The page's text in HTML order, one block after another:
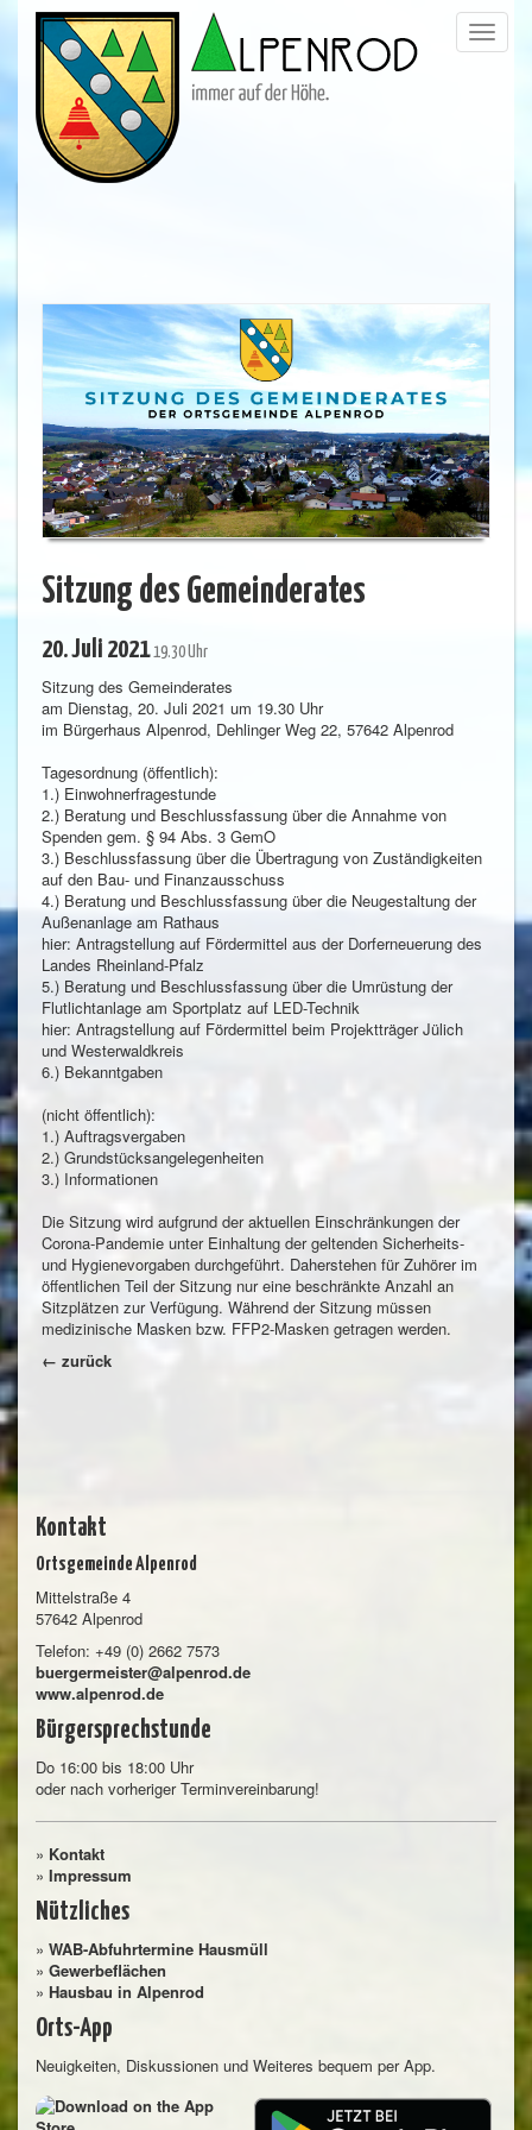
Menü
Sitzung des Gemeinderates
20. Juli 202119.30 Uhr
Sitzung des Gemeinderates
am Dienstag, 20. Juli 2021 um 19.30 Uhr
im Bürgerhaus Alpenrod, Dehlinger Weg 22, 57642 Alpenrod
Tagesordnung (öffentlich):
1.) Einwohnerfragestunde
2.) Beratung und Beschlussfassung über die Annahme von
Spenden gem. § 94 Abs. 3 GemO
3.) Beschlussfassung über die Übertragung von Zuständigkeiten
auf den Bau- und Finanzausschuss
4.) Beratung und Beschlussfassung über die Neugestaltung der
Außenanlage am Rathaus
hier: Antragstellung auf Fördermittel aus der Dorferneuerung des
Landes Rheinland-Pfalz
5.) Beratung und Beschlussfassung über die Umrüstung der
Flutlichtanlage am Sportplatz auf LED-Technik
hier: Antragstellung auf Fördermittel beim Projektträger Jülich
und Westerwaldkreis
6.) Bekanntgaben
(nicht öffentlich):
1.) Auftragsvergaben
2.) Grundstücksangelegenheiten
3.) Informationen
Die Sitzung wird aufgrund der aktuellen Einschränkungen der
Corona-Pandemie unter Einhaltung der geltenden Sicherheits-
und Hygienevorgaben durchgeführt. Daherstehen für Zuhörer im
öffentlichen Teil der Sitzung nur eine beschränkte Anzahl an
Sitzplätzen zur Verfügung. Während der Sitzung müssen
medizinische Masken bzw. FFP2-Masken getragen werden.
← zurück
Kontakt
Ortsgemeinde Alpenrod
Mittelstraße 4
57642 Alpenrod
Telefon: +49 (0) 2662 7573
buergermeister@alpenrod.de
www.alpenrod.de
Bürgersprechstunde
Do 16:00 bis 18:00 Uhr
oder nach vorheriger Terminvereinbarung!
» Kontakt
» Impressum
Nützliches
» WAB-Abfuhrtermine Hausmüll
» Gewerbeflächen
» Hausbau in Alpenrod
Orts-App
Neuigkeiten, Diskussionen und Weiteres bequem per App.